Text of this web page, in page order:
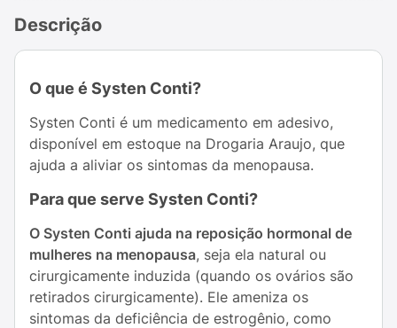
Descrição
O que é Systen Conti?
Systen Conti é um medicamento em adesivo,
disponível em estoque na Drogaria Araujo, que
ajuda a aliviar os sintomas da menopausa.
Para que serve Systen Conti?
O Systen Conti ajuda na reposição hormonal de
mulheres na menopausa, seja ela natural ou
cirurgicamente induzida (quando os ovários são
retirados cirurgicamente). Ele ameniza os
sintomas da deficiência de estrogênio, como